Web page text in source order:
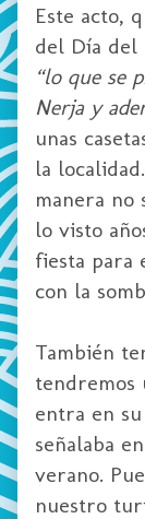
Este acto,
del Día del
“lo que se
Nerja y
unas
la
manera no
lo visto
fiesta para
con la
También
tendremos
entra en
señalaba
verano.
nuestro